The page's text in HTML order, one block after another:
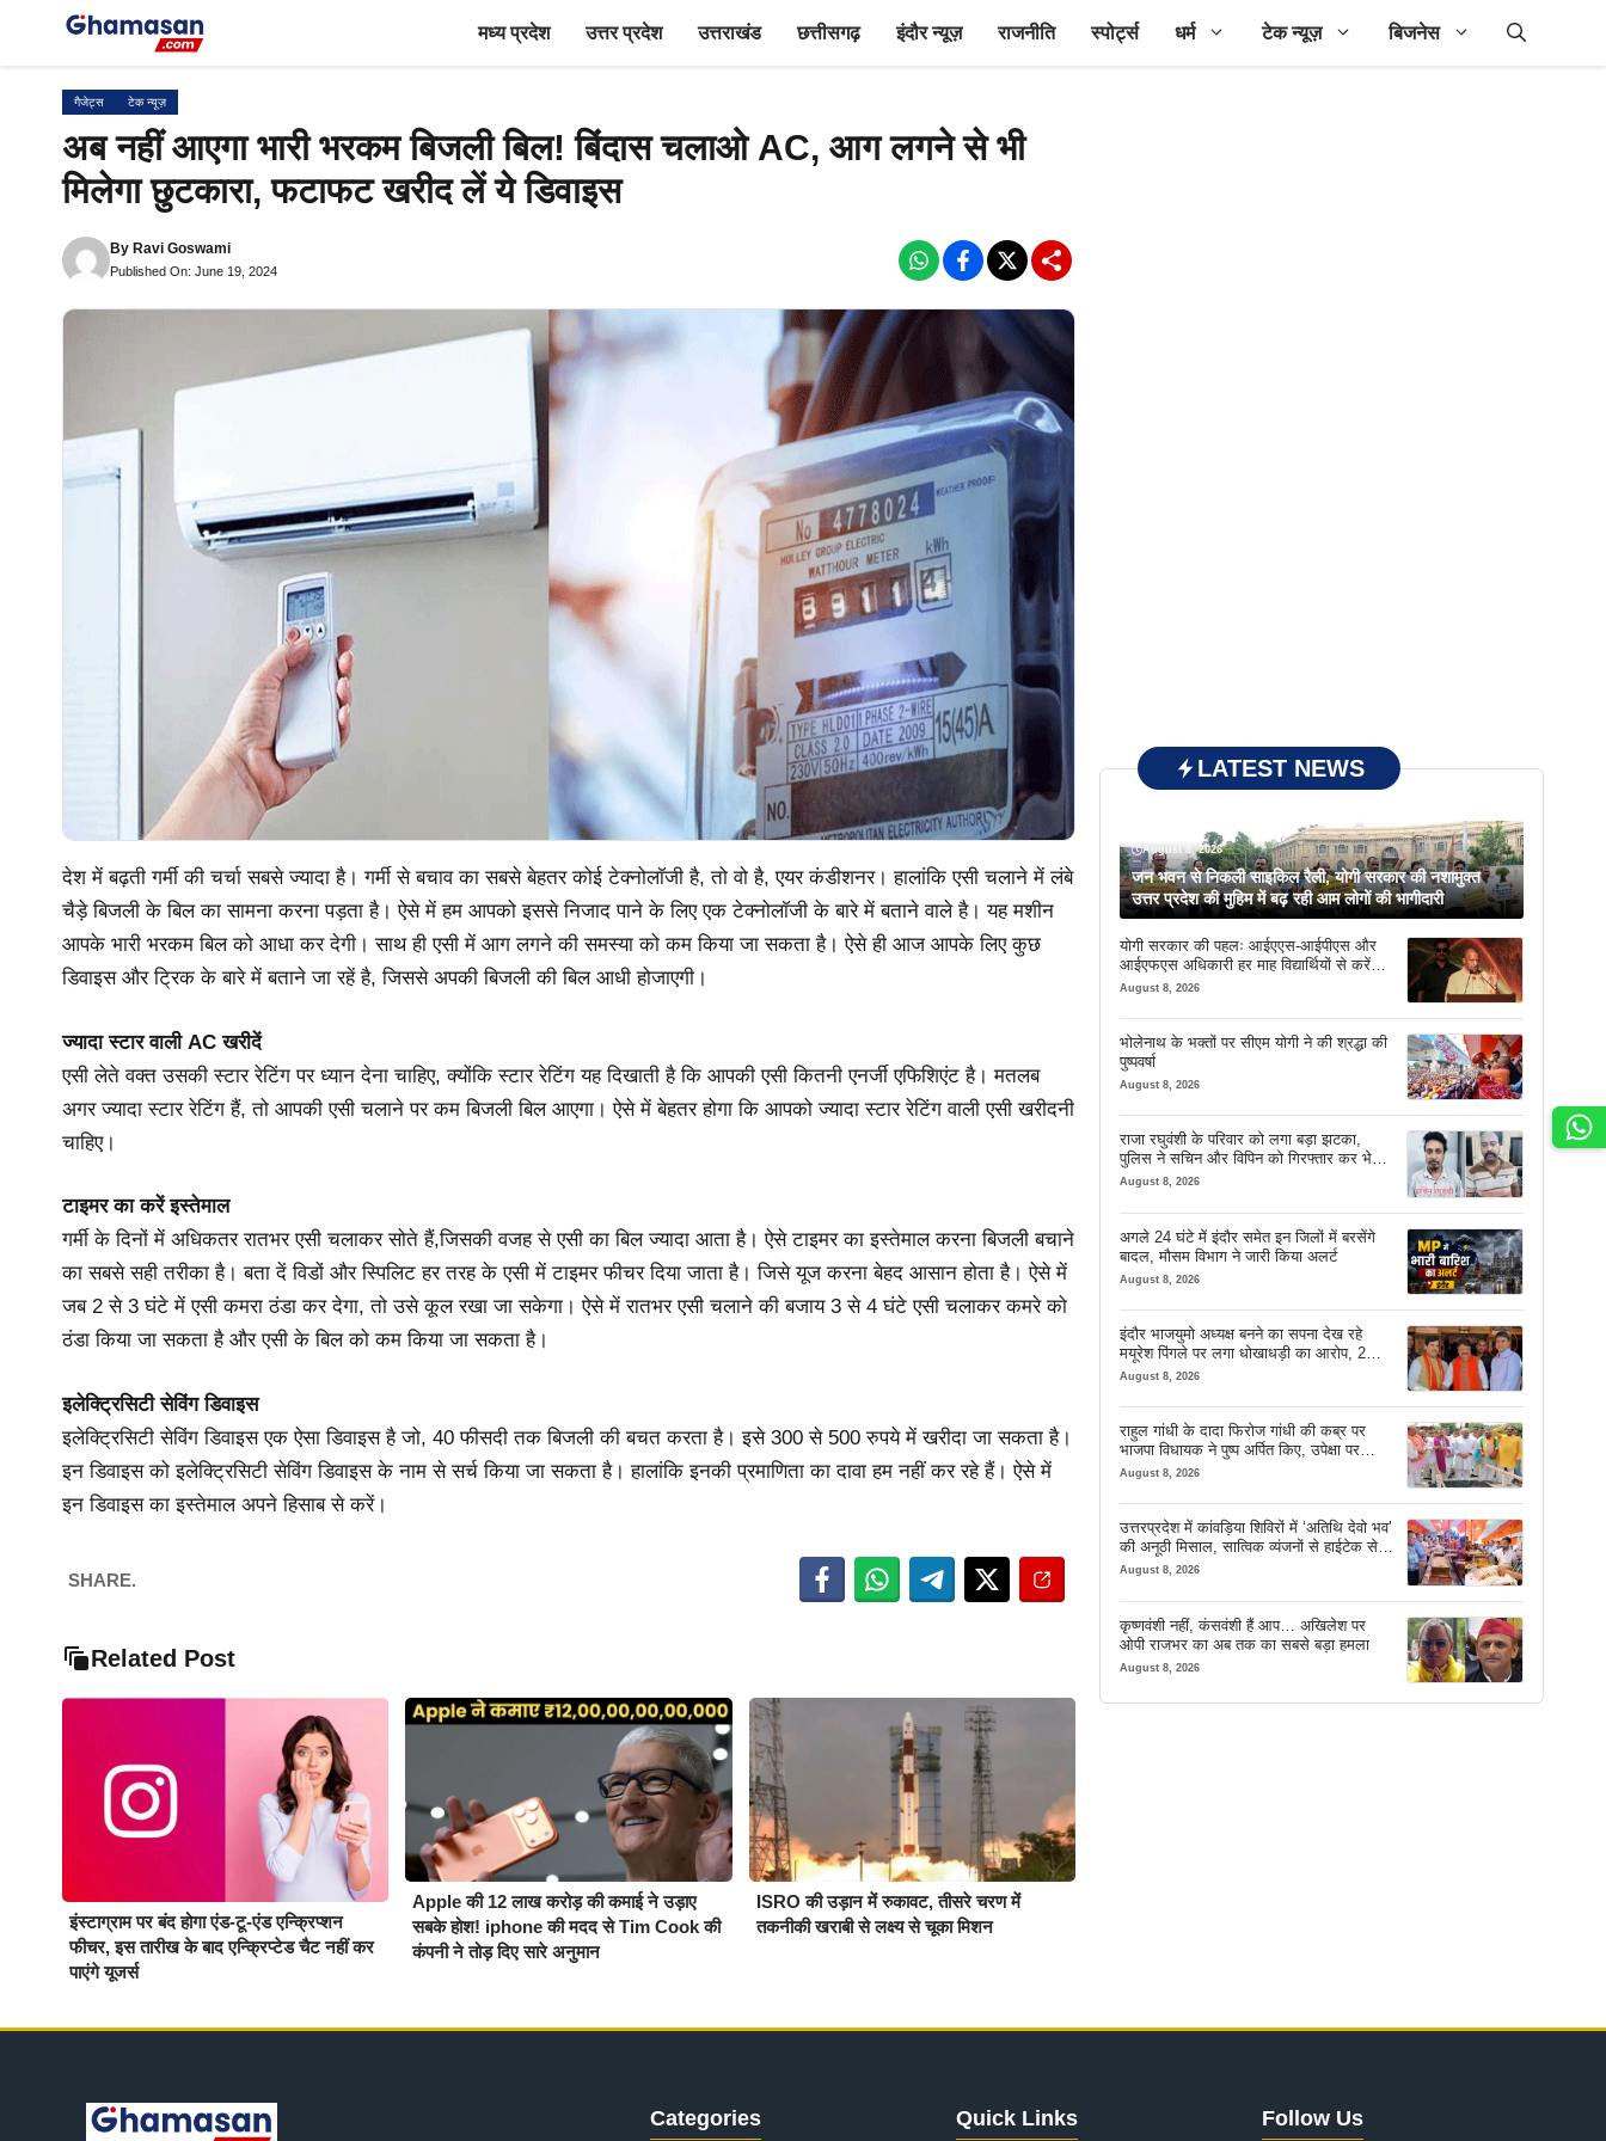
मध्य प्रदेश उत्तर प्रदेश उत्तराखंड छत्तीसगढ़ इंदौर न्यूज़ राजनीति स्पोर्ट्स धर्म टेक न्यूज़ बिजनेस
गैजेट्स टेक न्यूज़
अब नहीं आएगा भारी भरकम बिजली बिल! बिंदास चलाओ AC, आग लगने से भी
मिलेगा छुटकारा, फटाफट खरीद लें ये डिवाइस
By Ravi Goswami
Published On: June 19, 2024
देश में बढ़ती गर्मी की चर्चा सबसे ज्यादा है। गर्मी से बचाव का सबसे बेहतर कोई टेक्नोलाॅजी है, तो वो है, एयर कंडीशनर। हालांकि एसी चलाने में लंबे
चैड़े बिजली के बिल का सामना करना पड़ता है। ऐसे में हम आपको इससे निजाद पाने के लिए एक टेक्नोलाॅजी के बारे में बताने वाले है। यह मशीन
आपके भारी भरकम बिल को आधा कर देगी। साथ ही एसी में आग लगने की समस्या को कम किया जा सकता है। ऐसे ही आज आपके लिए कुछ
डिवाइस और ट्रिक के बारे में बताने जा रहें है, जिससे अपकी बिजली की बिल आधी होजाएगी।
ज्यादा स्टार वाली AC खरीदें
एसी लेते वक्त उसकी स्टार रेटिंग पर ध्यान देना चाहिए, क्योंकि स्टार रेटिंग यह दिखाती है कि आपकी एसी कितनी एनर्जी एफिशिएंट है। मतलब
अगर ज्यादा स्टार रेटिंग हैं, तो आपकी एसी चलाने पर कम बिजली बिल आएगा। ऐसे में बेहतर होगा कि आपको ज्यादा स्टार रेटिंग वाली एसी खरीदनी
चाहिए।
टाइमर का करें इस्तेमाल
गर्मी के दिनों में अधिकतर रातभर एसी चलाकर सोते हैं,जिसकी वजह से एसी का बिल ज्यादा आता है। ऐसे टाइमर का इस्तेमाल करना बिजली बचाने
का सबसे सही तरीका है। बता दें विडों और स्पिलिट हर तरह के एसी में टाइमर फीचर दिया जाता है। जिसे यूज करना बेहद आसान होता है। ऐसे में
जब 2 से 3 घंटे में एसी कमरा ठंडा कर देगा, तो उसे कूल रखा जा सकेगा। ऐसे में रातभर एसी चलाने की बजाय 3 से 4 घंटे एसी चलाकर कमरे को
ठंडा किया जा सकता है और एसी के बिल को कम किया जा सकता है।
इलेक्ट्रिसिटी सेविंग डिवाइस
इलेक्ट्रिसिटी सेविंग डिवाइस एक ऐसा डिवाइस है जो, 40 फीसदी तक बिजली की बचत करता है। इसे 300 से 500 रुपये में खरीदा जा सकता है।
इन डिवाइस को इलेक्ट्रिसिटी सेविंग डिवाइस के नाम से सर्च किया जा सकता है। हालांकि इनकी प्रमाणिता का दावा हम नहीं कर रहे हैं। ऐसे में
इन डिवाइस का इस्तेमाल अपने हिसाब से करें।
SHARE.
Related Post
इंस्टाग्राम पर बंद होगा एंड-टू-एंड एन्क्रिप्शन
फीचर, इस तारीख के बाद एन्क्रिप्टेड चैट नहीं कर
पाएंगे यूजर्स
Apple की 12 लाख करोड़ की कमाई ने उड़ाए
सबके होश! iphone की मदद से Tim Cook की
कंपनी ने तोड़ दिए सारे अनुमान
ISRO की उड़ान में रुकावट, तीसरे चरण में
तकनीकी खराबी से लक्ष्य से चूका मिशन
LATEST NEWS
August 8, 2026
जन भवन से निकली साइकिल रैली, योगी सरकार की नशामुक्त
उत्तर प्रदेश की मुहिम में बढ़ रही आम लोगों की भागीदारी
योगी सरकार की पहलः आईएएस-आईपीएस और
आईएफएस अधिकारी हर माह विद्यार्थियों से करेंगे
संवाद
August 8, 2026
भोलेनाथ के भक्तों पर सीएम योगी ने की श्रद्धा की
पुष्पवर्षा
August 8, 2026
राजा रघुवंशी के परिवार को लगा बड़ा झटका,
पुलिस ने सचिन और विपिन को गिरफ्तार कर भेजा
जेल
August 8, 2026
अगले 24 घंटे में इंदौर समेत इन जिलों में बरसेंगे
बादल, मौसम विभाग ने जारी किया अलर्ट
August 8, 2026
इंदौर भाजयुमो अध्यक्ष बनने का सपना देख रहे
मयूरेश पिंगले पर लगा धोखाधड़ी का आरोप, 2
करोड़ 18 लाख लेने के बाद भी नहीं दिया जमीन
August 8, 2026
राहुल गांधी के दादा फिरोज गांधी की कब्र पर
भाजपा विधायक ने पुष्प अर्पित किए, उपेक्षा पर
दिखाया आईना
August 8, 2026
उत्तरप्रदेश में कांवड़िया शिविरों में ‘अतिथि देवो भव’
की अनूठी मिसाल, सात्विक व्यंजनों से हाईटेक सेवा
तक खास इंतजाम
August 8, 2026
कृष्णवंशी नहीं, कंसवंशी हैं आप… अखिलेश पर
ओपी राजभर का अब तक का सबसे बड़ा हमला
August 8, 2026
Categories Quick Links Follow Us